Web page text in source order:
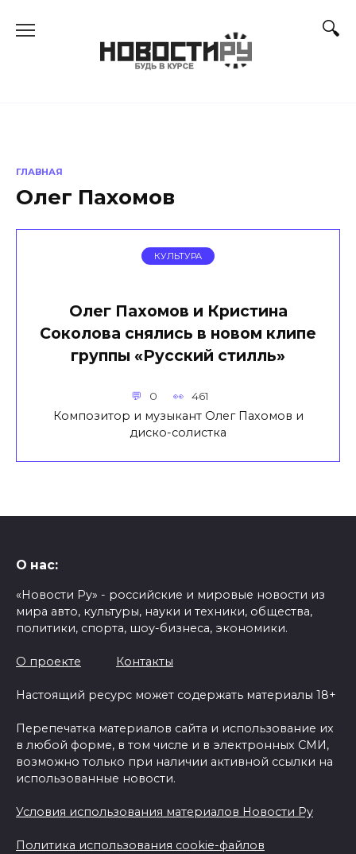
ГЛАВНАЯ
Олег Пахомов
КУЛЬТУРА
Олег Пахомов и Кристина
Соколова снялись в новом клипе
группы «Русский стилль»
0 461
Композитор и музыкант Олег Пахомов и
диско-солистка
О нас:
«Новости Ру» - российские и мировые новости из
мира авто, культуры, науки и техники, общества,
политики, спорта, шоу-бизнеса, экономики.
О проекте Контакты
Настоящий ресурс может содержать материалы 18+
Перепечатка материалов сайта и использование их
в любой форме, в том числе и в электронных СМИ,
возможно только при наличии активной ссылки на
использованные новости.
Условия использования материалов Новости Ру
Политика использования cookie-файлов